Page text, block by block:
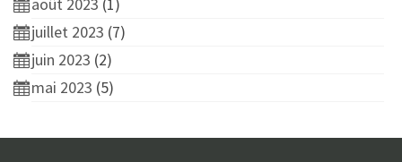
août 2023 (1)
juillet 2023 (7)
juin 2023 (2)
mai 2023 (5)